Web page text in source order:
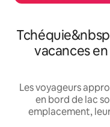
vacances
Les voyageurs
en bord de lac
emplacement,